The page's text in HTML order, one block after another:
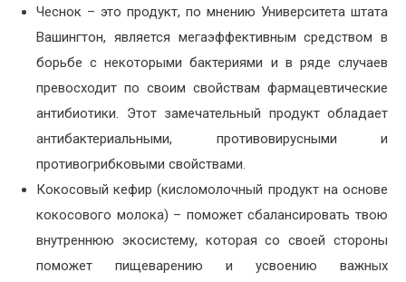
Чеснок – это продукт, по мнению Университета штата
Вашингтон, является мегаэффективным средством в
борьбе с некоторыми бактериями и в ряде случаев
превосходит по своим свойствам фармацевтические
антибиотики. Этот замечательный продукт обладает
антибактериальными, противовирусными и
противогрибковыми свойствами.
Кокосовый кефир (кисломолочный продукт на основе
кокосового молока) – поможет сбалансировать твою
внутреннюю экосистему, которая со своей стороны
поможет пищеварению и усвоению важных